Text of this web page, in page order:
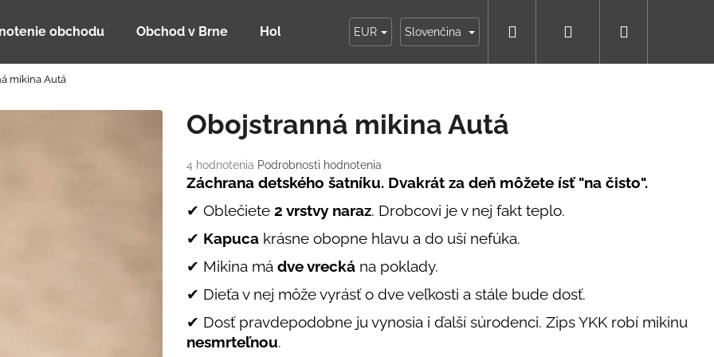
obchodu Obchod v Brne Holky Dupeťačky Moja objednávka
EUR Slovenčina Prihlásenie
mikina Autá
Priemerné
hodnotenie
je
z
hviezdičiek.
4 hodnotenia Podrobnosti hodnotenia
Obojstranná mikina Autá
Záchrana detského šatníku. Dvakrát za deň môžete ísť "na čisto".
✔ Oblečiete 2 vrstvy naraz. Drobcovi je v nej fakt teplo.
✔ Kapuca krásne obopne hlavu a do uší nefúka.
✔ Mikina má dve vrecká na poklady.
✔ Dieťa v nej môže vyrásť o dve veľkosti a stále bude dosť.
✔ Dosť pravdepodobne ju vynosia i ďalší súrodenci. Zips YKK robí mikinu
nesmrteľnou.
Čo potrebujete nájsť?
DETSKÁ LETNÁ ČIAPKA S UV 30
BAMBUSOVÉ TRIKO NÁMORNÍCKE